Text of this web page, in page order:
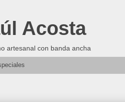
Acosta
artesanal con banda ancha